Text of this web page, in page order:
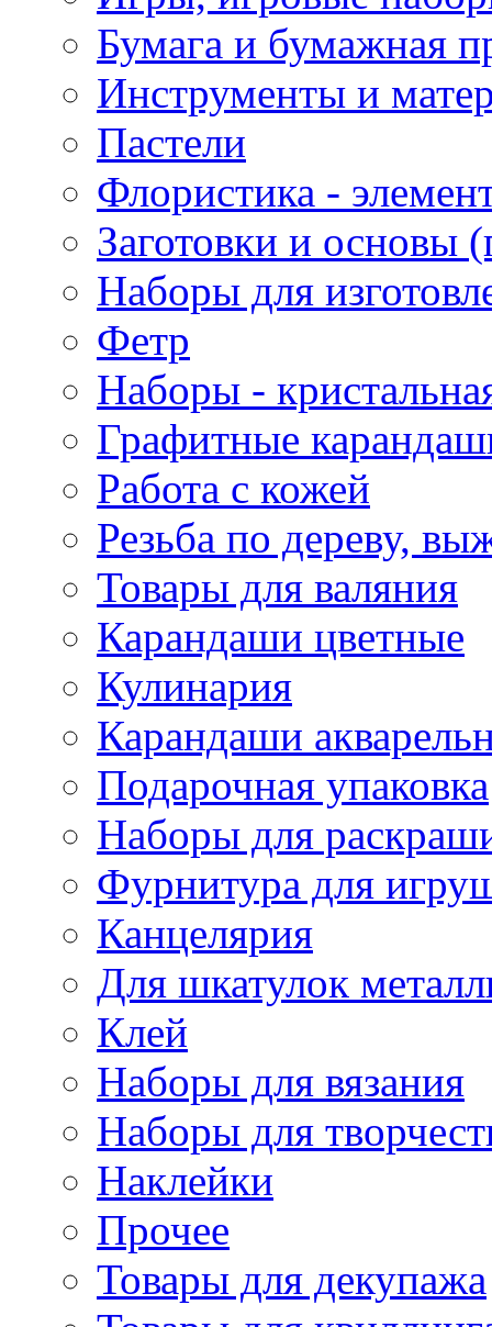
Бумага и бумажная
Инструменты и
Пастели
Флористика -
Заготовки и основы
Наборы для
Фетр
Наборы -
Графитные
Работа с кожей
Резьба по дереву,
Товары для валяния
Карандаши цветные
Кулинария
Карандаши
Подарочная упаковка
Наборы для
Фурнитура для
Канцелярия
Для шкатулок
Клей
Наборы для вязания
Наборы для
Наклейки
Прочее
Товары для декупажа